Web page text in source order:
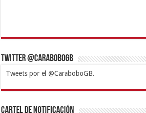
Twitter @CaraboboGB
Tweets por el @CaraboboGB.
1xbetBetturkeyBetistKralbetSupertotobet
https://mvbcasino.com/
Cartel de Notificación